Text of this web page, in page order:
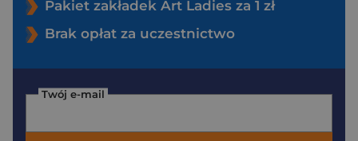
Pakiet zakładek Art Ladies za 1 zł
Brak opłat za uczestnictwo
Twój e-mail